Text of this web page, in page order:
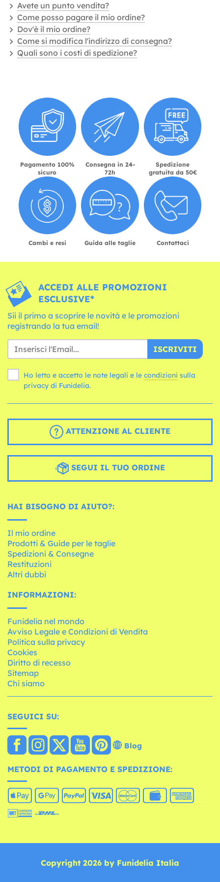
Avete un punto vendita?
Come posso pagare il mio ordine?
Dov'è il mio ordine?
Come si modifica l'indirizzo di consegna?
Quali sono i costi di spedizione?
Pagamento 100%
sicuro
Consegna in 24-
72h
Spedizione
gratuita da 50€
Cambi e resi Guida alle taglie Contattaci
ACCEDI ALLE PROMOZIONI
ESCLUSIVE*
Sii il primo a scoprire le novità e le promozioni
registrando la tua email!
ISCRIVITI
Ho letto e accetto le note legali e le condizioni
privacy di Funidelia.
ATTENZIONE AL CLIENTE
SEGUI IL TUO ORDINE
HAI BISOGNO DI AIUTO?:
Il mio ordine
Prodotti & Guide per le taglie
Spedizioni & Consegne
Restituzioni
Altri dubbi
INFORMAZIONI:
Funidelia nel mondo
Avviso Legale e Condizioni di Vendita
Politica sulla privacy
Cookies
Diritto di recesso
Sitemap
Chi siamo
SEGUICI SU:
Blog
METODI DI PAGAMENTO E SPEDIZIONE:
Copyright 2026 by Funidelia Italia